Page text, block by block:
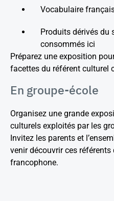
Vocabulaire
Produits dérivés du
consommés ici
Préparez une exposition
facettes du référent culturel
En groupe-école
Organisez une grande
culturels exploités par les
Invitez les parents et
venir découvrir ces
francophone.